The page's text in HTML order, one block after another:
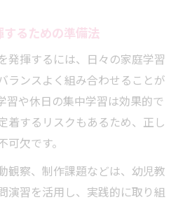
るための準備法
発揮するには、日々の家庭学習
ランスよく組み合わせることが
習や休日の集中学習は効果的で
着するリスクもあるため、正し
可欠です。
観察、制作課題などは、幼児教
演習を活用し、実践的に取り組